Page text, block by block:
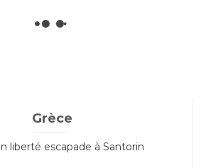
Grèce
liberté escapade à Santorin